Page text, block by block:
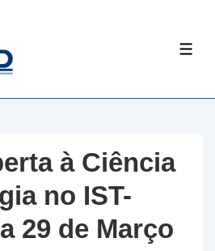
à Ciência
no IST-
29 de Março